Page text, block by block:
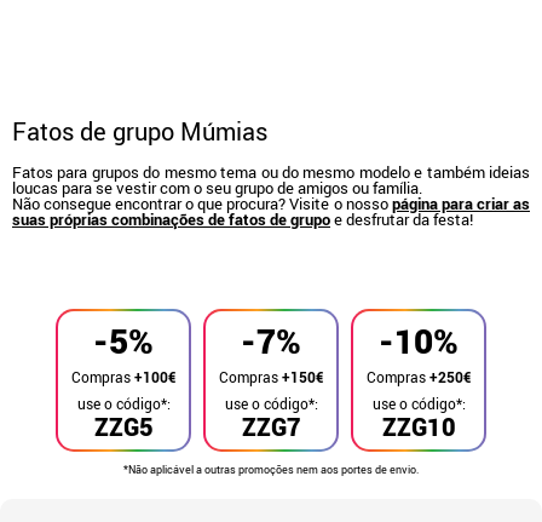
Fatos de grupo Múmias
Fatos para grupos do mesmo tema ou do mesmo modelo e também ideias
loucas para se vestir com o seu grupo de amigos ou família.
Não consegue encontrar o que procura? Visite o nossopágina para criar as
suas próprias combinações de fatos de grupoe desfrutar da festa!
-5%
Compras+100€
ZZG5
use o código*:
-7%
Compras+150€
ZZG7
use o código*:
-10%
Compras+250€
ZZG10
use o código*:
*Não aplicável a outras promoções nem aos portes de envio.